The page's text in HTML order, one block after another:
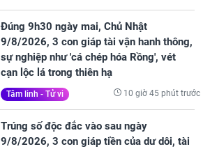
Đúng 9h30 ngày mai, Chủ Nhật
9/8/2026, 3 con giáp tài vận hanh thông,
sự nghiệp như 'cá chép hóa Rồng', vét
cạn lộc lá trong thiên hạ
Tâm linh - Tử vi 10 giờ 45 phút trước
Trúng số độc đắc vào sau ngày
9/8/2026, 3 con giáp tiền của dư dôi, tài